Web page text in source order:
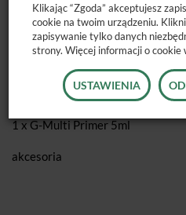
Dostępne opakowanie:
1 x G-Premio Bond 5ml
1 x G-Multi Primer 5ml
akcesoria
Klikając “Zgoda” akceptujesz
cookie na twoim urządzeniu.
zapisywanie tylko danych
strony. Więcej informacji o cookie
USTAWIENIA